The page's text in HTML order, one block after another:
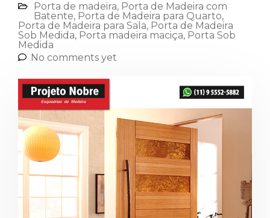
Porta de madeira, Porta de Madeira com
Batente, Porta de Madeira para Quarto,
Porta de Madeira para Sala, Porta de Madeira
Sob Medida, Porta madeira maciça, Porta Sob
Medida
No comments yet